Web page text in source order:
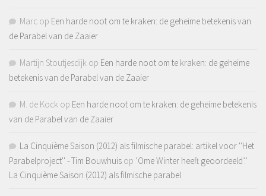
Marc op Een harde noot om te kraken: de geheime betekenis van
de Parabel van de Zaaier
Martijn Stoutjesdijk op Een harde noot om te kraken: de geheime
betekenis van de Parabel van de Zaaier
M. de Kock op Een harde noot om te kraken: de geheime betekenis
van de Parabel van de Zaaier
La Cinquième Saison (2012) als filmische parabel: artikel voor ''Het
Parabelproject'' - Tim Bouwhuis op ’Ome Winter heeft geoordeeld’.’
La Cinquième Saison (2012) als filmische parabel